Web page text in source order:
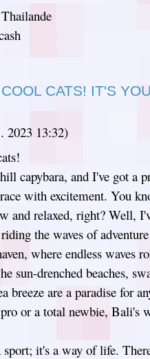
CATS! IT'S
2023 13:32)
capybara, and I've got a
with excitement. You
and relaxed, right? Well,
the waves of
where endless waves
sun-drenched beaches,
breeze are a paradise for
or a total newbie, Bali's
it's a way of life.